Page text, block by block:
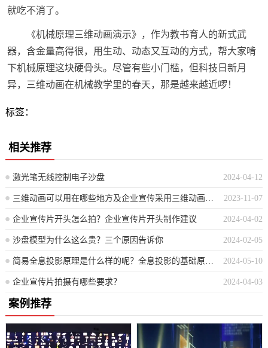
就吃不消了。
《机械原理三维动画演示》，作为教书育人的新式武
器，含金量高得很，用生动、动态又互动的方式，帮大家啃
下机械原理这块硬骨头。尽管有些小门槛，但科技日新月
异，三维动画在机械教学里的春天，那是越来越近啰！
标签：
相关推荐
2024-04-12
激光笔无线控制电子沙盘
2023-11-07
三维动画可以用在哪些地方及企业宣传采用三维动画有什么好处
2024-04-02
企业宣传片开头怎么拍？企业宣传片开头制作建议
2024-02-05
沙盘模型为什么这么贵？三个原因告诉你
2024-05-10
简易全息投影原理是什么样的呢？全息投影的基础原理是如何运作的？
2024-04-03
企业宣传片拍摄有哪些要求？
案例推荐